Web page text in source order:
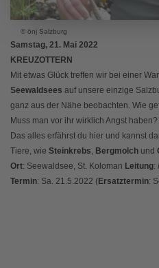
© önj Salzburg
Samstag, 21. Mai 2022
KREUZOTTERN
Mit etwas Glück treffen wir bei einer
Seewaldsees auf unsere einzige
ganz aus der Nähe beobachten. Wie
Muss man vor ihr wirklich Angst
Das alles erfährst du hier und kannst
Tiere, wie Steinkrebs, Bergmolch und
Ort: Seewaldsee, St. Koloman Leitung:
Termin: Sa. 21.5.2022 (Ersatztermin: